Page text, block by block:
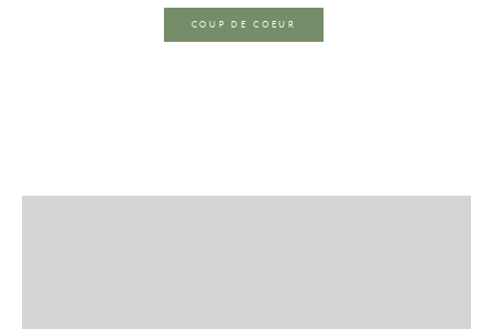
COUP DE COEUR